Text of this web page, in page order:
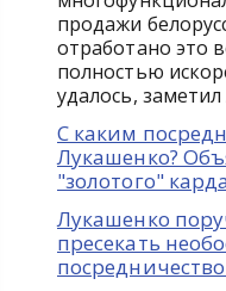
продажи
отработано это
полностью
удалось,
С каким
Лукашенко?
"золотого"
Лукашенко
пресекать
посредничество